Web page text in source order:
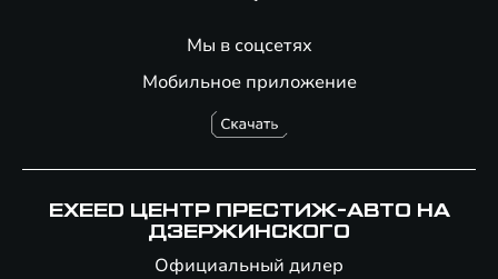
Мобильное приложение
Мы в соцсетях
EXEED ЦЕНТР ПРЕСТИЖ-АВТО НА
ДЗЕРЖИНСКОГО
Официальный дилер